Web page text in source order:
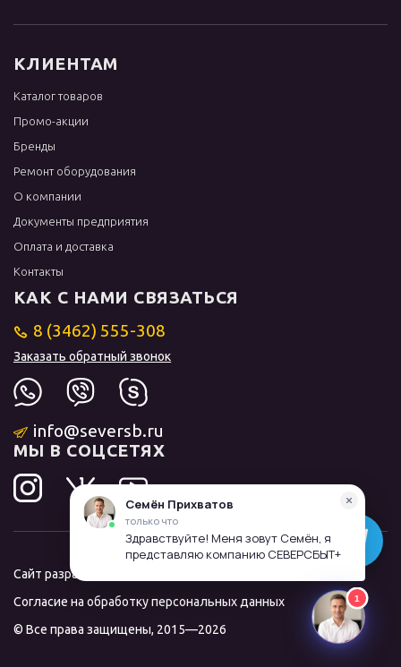
КЛИЕНТАМ
Каталог товаров
Промо-акции
Бренды
Ремонт оборудования
О компании
Документы предприятия
Оплата и доставка
Контакты
КАК С НАМИ СВЯЗАТЬСЯ
8 (3462) 555-308
Заказать обратный звонок
info@seversb.ru
МЫ В СОЦСЕТЯХ
Сайт разработал и продвинул
Согласие на обработку персональных данных
© Все права защищены, 2015—2026